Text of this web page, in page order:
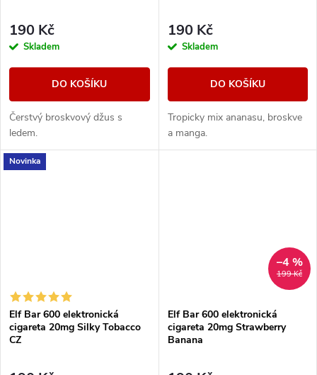
190 Kč
Skladem
DO KOŠÍKU
Čerstvý broskvový džus s
ledem.
190 Kč
Skladem
DO KOŠÍKU
Tropicky mix ananasu, broskve
a manga.
Novinka
Elf Bar 600 elektronická
cigareta 20mg Silky Tobacco
CZ
199 Kč
–4 %
Elf Bar 600 elektronická
cigareta 20mg Strawberry
Banana